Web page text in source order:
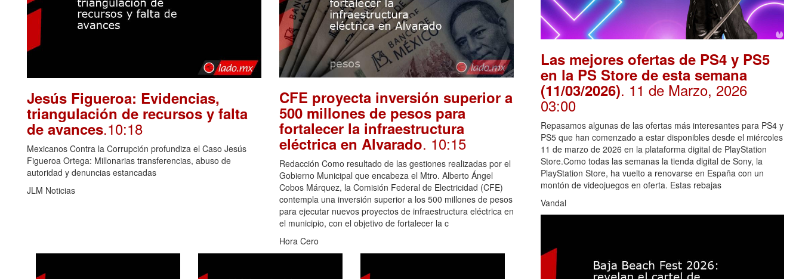
Jesús Figueroa: Evidencias,
triangulación de recursos y falta
de avances.10:18
Mexicanos Contra la Corrupción profundiza el Caso Jesús
Figueroa Ortega: Millonarias transferencias, abuso de
autoridad y denuncias estancadas
JLM Noticias
CFE proyecta inversión superior a
500 millones de pesos para
fortalecer la infraestructura
eléctrica en Alvarado. 10:15
Redacción Como resultado de las gestiones realizadas por el
Gobierno Municipal que encabeza el Mtro. Alberto Ángel
Cobos Márquez, la Comisión Federal de Electricidad (CFE)
contempla una inversión superior a los 500 millones de pesos
para ejecutar nuevos proyectos de infraestructura eléctrica en
el municipio, con el objetivo de fortalecer la c
Hora Cero
Las mejores ofertas de PS4 y PS5
en la PS Store de esta semana
(11/03/2026). 11 de Marzo, 2026
03:00
Repasamos algunas de las ofertas más interesantes para PS4 y
PS5 que han comenzado a estar disponibles desde el miércoles
11 de marzo de 2026 en la plataforma digital de PlayStation
Store.Como todas las semanas la tienda digital de Sony, la
PlayStation Store, ha vuelto a renovarse en España con un
montón de videojuegos en oferta. Estas rebajas
Vandal